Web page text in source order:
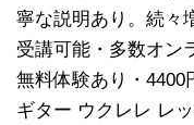
寧な説明あり。続々
受講可能・多数オン
無料体験あり・4400
ギター ウクレレ レ